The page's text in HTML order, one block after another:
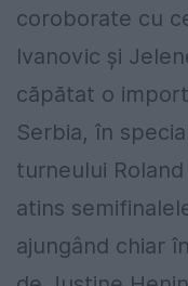
coroborate cu
Ivanovic și
căpătat o
Serbia, în
turneului
atins
ajungând chiar